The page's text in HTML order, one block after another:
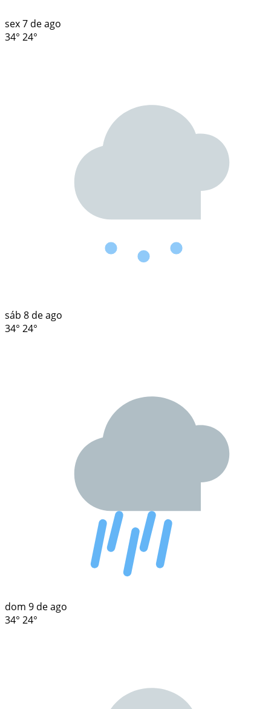
sex7 de ago
34° 24°
sáb 8 de ago
34° 24°
dom 9 de ago
34° 24°